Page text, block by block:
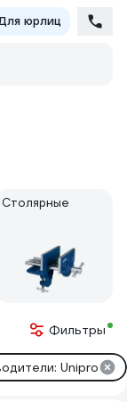
юрлиц
Столярные
Фильтры
Unipro